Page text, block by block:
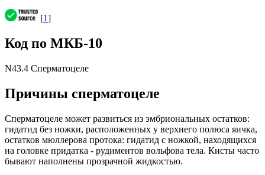
[1]
Код по МКБ-10
N43.4 Сперматоцеле
Причины сперматоцеле
Сперматоцеле может развиться из эмбриональных остатков:
гидатид без ножки, расположенных у верхнего полюса яичка,
остатков мюллерова протока: гидатид с ножкой, находящихся
на головке придатка - рудиментов вольфова тела. Кисты часто
бывают наполнены прозрачной жидкостью.